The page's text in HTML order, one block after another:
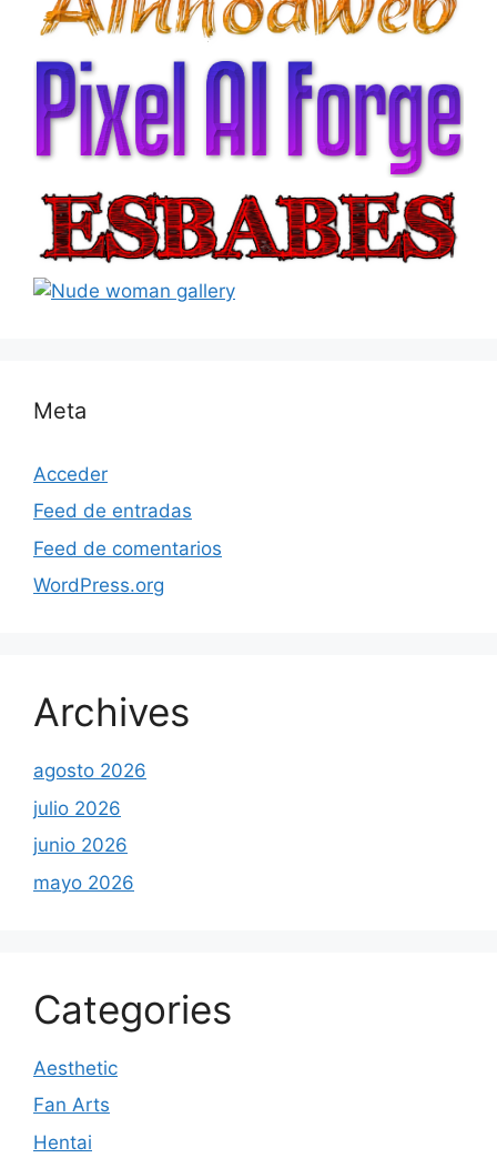
Meta
Acceder
Feed de entradas
Feed de comentarios
WordPress.org
Archives
agosto 2026
julio 2026
junio 2026
mayo 2026
Categories
Aesthetic
Fan Arts
Hentai